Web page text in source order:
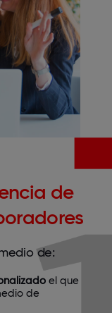
de
de:
el que
de